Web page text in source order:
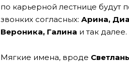
по карьерной лестнице будут
звонких согласных: Арина,
Вероника, Галина и так далее.
Мягкие имена, вроде